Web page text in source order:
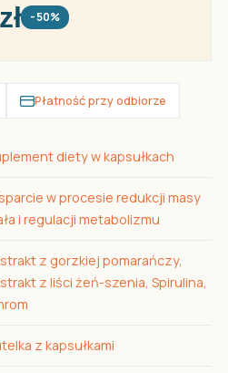
-50%
Płatność przy odbiorze
diety w kapsułkach
w procesie redukcji masy
i regulacji metabolizmu
z gorzkiej pomarańczy,
z liści żeń-szenia, Spirulina,
z kapsułkami